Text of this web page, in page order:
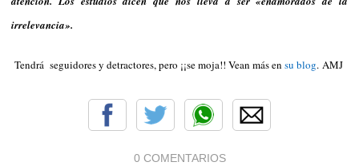
irrelevancia».
Tendrá seguidores y detractores, pero ¡¡se moja!! Vean más en su blog. AMJ
0 COMENTARIOS